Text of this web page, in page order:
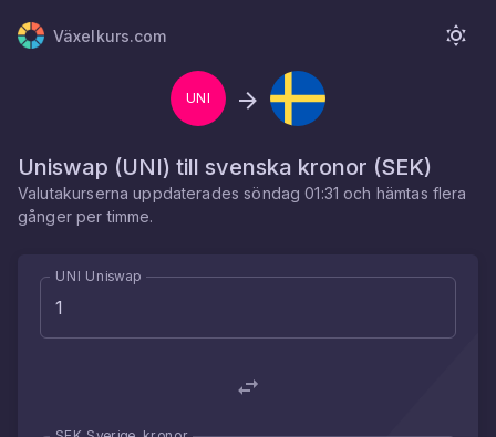
Växelkurs.com
UNI
Uniswap (UNI) till svenska kronor (SEK)
Valutakurserna uppdateradessöndag 01:31 och hämtas flera
gånger per timme.
UNI Uniswap